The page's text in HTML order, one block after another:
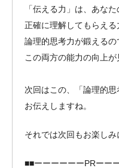
「伝える力」は、あな
正確に理解してもらえる
論理的思考力が鍛えるの
この両方の能力の向上が
次回はこの、「論理的
お伝えしますね。
それでは次回もお楽しみ
■■ーーーーーーPRーー